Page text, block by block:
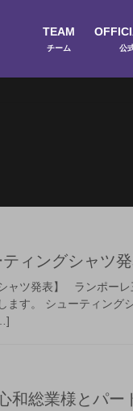
TEAM
チーム 公
ィングシャツ
ャツ発表】 ランポーレ
ます。 シューティング
和総業様とパー